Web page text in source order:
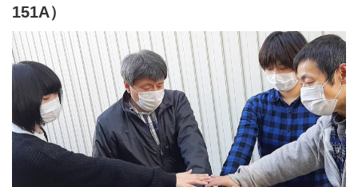
■業務内容
・利用者様の直接支援および指導
・施設外作業の同行
・利用者様とコミュニケーションを取る
・送迎
・その他支援記録作成 など
基本的に食事や入浴、排泄のような介助・介護の作業はありませ
ん。
未経験の方でもご安心ください！
151A）